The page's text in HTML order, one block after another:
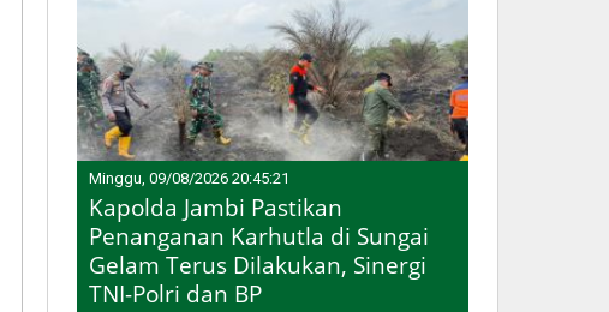
Minggu, 09/08/2026 20:45:21
Kapolda Jambi Pastikan
Penanganan Karhutla di Sungai
Gelam Terus Dilakukan, Sinergi
TNI-Polri dan BP